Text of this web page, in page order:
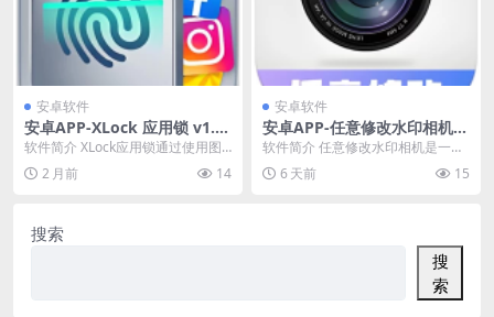
安卓软件
安卓APP-XLock 应用锁 v1.9.
1 高级版
软件简介 XLock应用锁通过使用图
案锁、指纹锁和密码锁来保护你的
隐私。一键锁定...
2 月前 14
安卓软件
安卓APP-任意修改水印相机 v
1.26.0401 会员版 支持实时更
软件简介 任意修改水印相机是一款
功能强大的手机拍照应用，专为需
要记录工作进度、考...
6 天前 15
搜索
搜
索